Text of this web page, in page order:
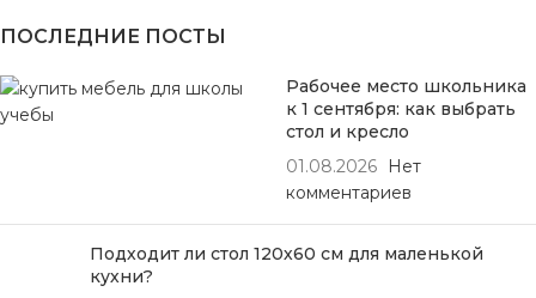
ПОСЛЕДНИЕ ПОСТЫ
Рабочее место школьника
к 1 сентября: как выбрать
стол и кресло
01.08.2026
Нет
комментариев
Подходит ли стол 120х60 см для маленькой
кухни?